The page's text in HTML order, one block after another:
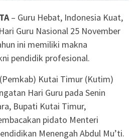
– Guru Hebat, Indonesia Kuat,
Guru Nasional 25 November
ini memiliki makna
pendidik profesional.
Kutai Timur (Kutim)
Hari Guru pada Senin
Bupati Kutai Timur,
pidato Menteri
Menengah Abdul Mu’ti.